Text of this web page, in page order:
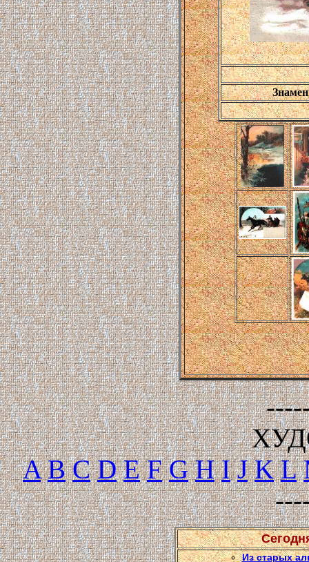
A B C D E F G H I J K L
Из старых